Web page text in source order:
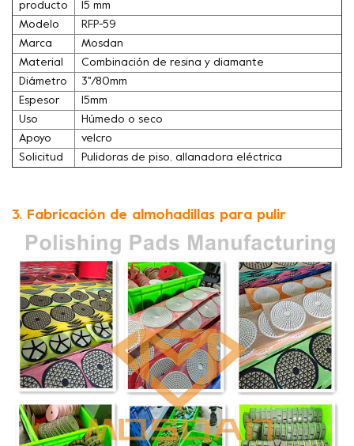
producto
15 mm
Modelo
RFP-59
Marca
Mosdan
Material
Combinación de resina y diamante
Diámetro
3''/80mm
Espesor
15mm
Uso
Húmedo o seco
Apoyo
velcro
Solicitud
Pulidoras de piso, allanadora eléctrica
3. Fabricación de almohadillas para pulir